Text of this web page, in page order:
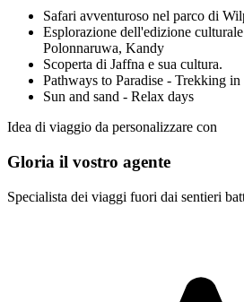
Safari avventuroso nel parco di
Esplorazione dell'edizione
Polonnaruwa, Kandy
Scoperta di Jaffna e sua cultura.
Pathways to Paradise - Trekking in
Sun and sand - Relax days
Idea di viaggio da personalizzare con
Gloria il vostro agente
Specialista dei viaggi fuori dai sentieri